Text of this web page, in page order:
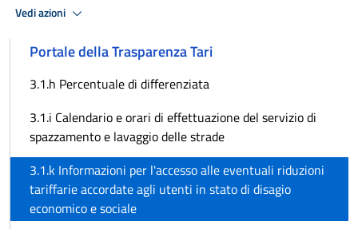
Vedi azioni
Portale della Trasparenza Tari
3.1.h Percentuale di differenziata
3.1.i Calendario e orari di effettuazione del servizio di
spazzamento e lavaggio delle strade
3.1.k Informazioni per l'accesso alle eventuali riduzioni
tariffarie accordate agli utenti in stato di disagio
economico e sociale